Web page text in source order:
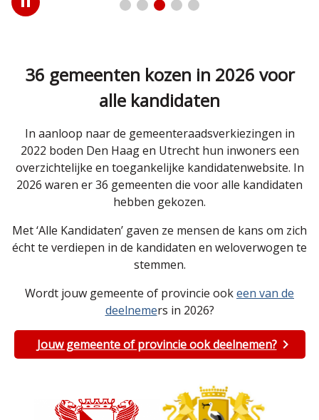
Play
/
36 gemeenten kozen in 2026 voor
alle kandidaten
In aanloop naar de gemeenteraadsverkiezingen in
2022 boden Den Haag en Utrecht hun inwoners een
overzichtelijke en toegankelijke kandidatenwebsite. In
2026 waren er 36 gemeenten die voor alle kandidaten
hebben gekozen.
Met ‘Alle Kandidaten’ gaven ze mensen de kans om zich
écht te verdiepen in de kandidaten en weloverwogen te
stemmen.
Wordt jouw gemeente of provincie ookeen van de
deelnemers in 2026?
Jouw gemeente of provincie ook deelnemen?